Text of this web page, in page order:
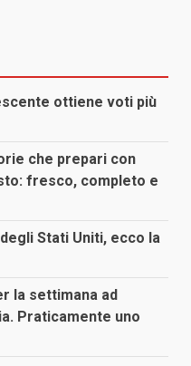
ottiene voti più
che prepari con
fresco, completo e
Stati Uniti, ecco la
la settimana ad
Praticamente uno